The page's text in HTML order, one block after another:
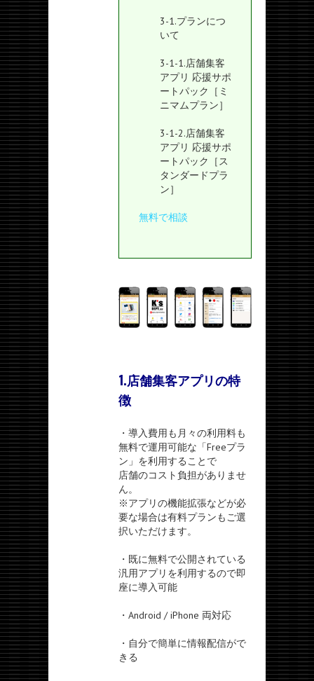
3-1.プランにつ
いて
3-1-1.店舗集客
アプリ 応援サポ
ートパック［ミ
ニマムプラン］
3-1-2.店舗集客
アプリ 応援サポ
ートパック［ス
タンダードプラ
ン］
無料で相談
1.店舗集客アプリの特
徴
・導入費用も月々の利用料も
無料で運用可能な「Freeプラ
ン」を利用することで
店舗のコスト負担がありませ
ん。
※アプリの機能拡張などが必
要な場合は有料プランもご選
択いただけます。
・既に無料で公開されている
汎用アプリを利用するので即
座に導入可能
・Android / iPhone 両対応
・自分で簡単に情報配信がで
きる